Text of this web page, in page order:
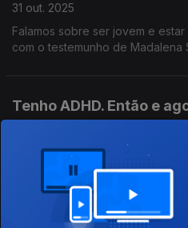
31 out. 2025
Falamos sobre ser jovem e
com o testemunho de Madalena
Tenho ADHD. Então e
Neste episódio falamos sobre o
testemunho do Levi Galaio e a
Filipe sobre os desafios e mitos